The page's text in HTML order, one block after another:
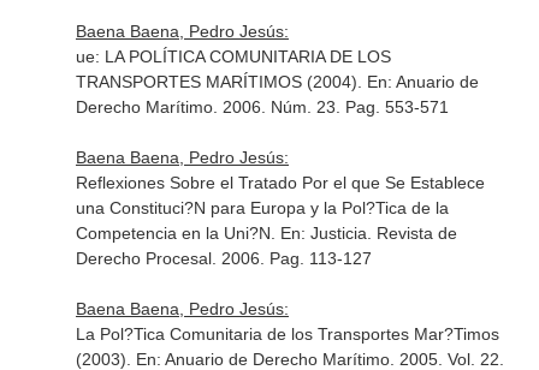
Baena Baena, Pedro Jesús:
ue: LA POLÍTICA COMUNITARIA DE LOS
TRANSPORTES MARÍTIMOS (2004). En: Anuario de
Derecho Marítimo. 2006. Núm. 23. Pag. 553-571
Baena Baena, Pedro Jesús:
Reflexiones Sobre el Tratado Por el que Se Establece
una Constituci?N para Europa y la Pol?Tica de la
Competencia en la Uni?N. En: Justicia. Revista de
Derecho Procesal. 2006. Pag. 113-127
Baena Baena, Pedro Jesús:
La Pol?Tica Comunitaria de los Transportes Mar?Timos
(2003). En: Anuario de Derecho Marítimo. 2005. Vol. 22.